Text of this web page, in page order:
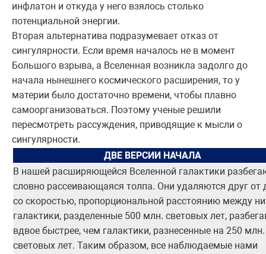
инфлатон и откуда у него взялось столько
потенциальной энергии.
Вторая альтернатива подразумевает отказ от
сингулярности. Если время началось не в момент
Большого взрыва, а Вселенная возникла задолго до
начала нынешнего космического расширения, то у
материи было достаточно времени, чтобы плавно
самоорганизоваться. Поэтому ученые решили
пересмотреть рассуждения, приводящие к мысли о
сингулярности.
ДВЕ ВЕРСИИ НАЧАЛА
В нашей расширяющейся Вселенной галактики
словно рассеивающаяся толпа. Они удаляются друг от
со скоростью, пропорциональной расстоянию между
галактики, разделенные 500 млн. световых лет,
вдвое быстрее, чем галактики, разнесенные на 250 млн.
световых лет. Таким образом, все наблюдаемые нами